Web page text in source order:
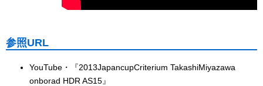
参照URL
YouTube・『2013JapancupCriterium TakashiMiyazawa
onborad HDR AS15』